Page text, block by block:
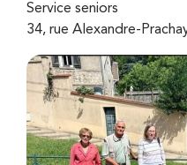
Service seniors
34, rue Alexandre-